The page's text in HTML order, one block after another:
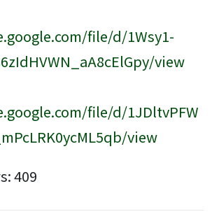
file/d/1Wsy1-
view
file/d/1JDltvPFW
view
409